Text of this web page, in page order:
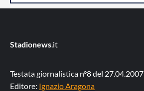
Stadionews .it
Testata giornalistica n°8 del 27.04.2007
Editore: Ignazio Aragona